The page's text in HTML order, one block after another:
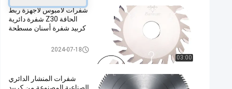
03:00
شفرات لامبوس لأجهزة ربط
الحافة Z30 شفرة دائرية
كربيد شفرة أسنان مسطحة
شفرات المنشار الدائري الصناعي
2024-07-18
شفرات المنشار الدائري